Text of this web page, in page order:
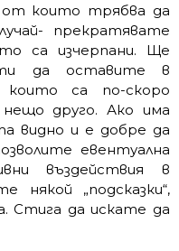
от които трябва да
прекратявате
са изчерпани. Ще
да оставите в
които са по-скоро
друго. Ако има
видно и е добре да
евентуална
въздействия в
някой „подсказки“,
Стига да искате да